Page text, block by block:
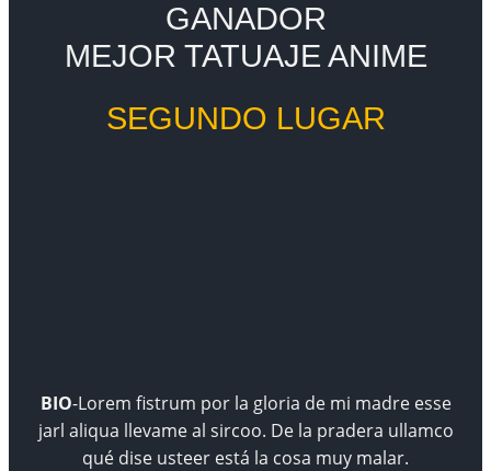
GANADOR
MEJOR TATUAJE ANIME
SEGUNDO LUGAR
BIO-Lorem fistrum por la gloria de mi madre esse
jarl aliqua llevame al sircoo. De la pradera ullamco
qué dise usteer está la cosa muy malar.